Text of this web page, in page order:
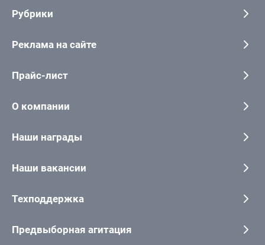
Рубрики
Реклама на сайте
Прайс-лист
О компании
Наши награды
Наши вакансии
Техподдержка
Предвыборная агитация